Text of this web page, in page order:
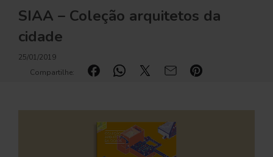
SIAA – Coleção arquitetos da
cidade
25/01/2019
Compartilhe: